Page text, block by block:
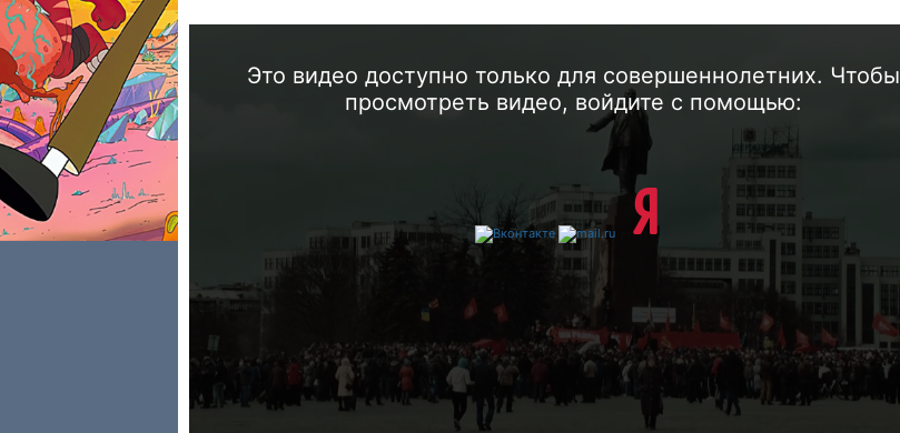
Это видео доступно только для совершеннолетних. Чтобы
просмотреть видео, войдите с помощью: